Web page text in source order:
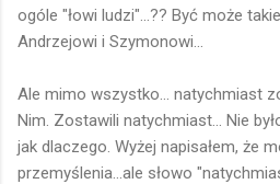
ogóle "łowi ludzi"...?? Być może
Andrzejowi i Szymonowi...
Ale mimo wszystko... natychmiast
Nim. Zostawili natychmiast... Nie
jak dlaczego. Wyżej napisałem, że
przemyślenia...ale słowo